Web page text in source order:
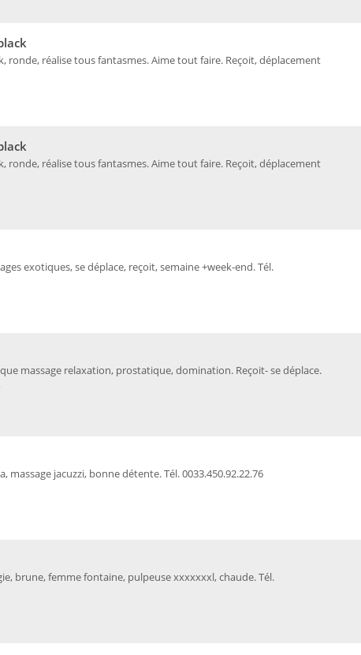
ronde, réalise tous fantasmes. Aime tout faire. Reçoit, déplacement
ronde, réalise tous fantasmes. Aime tout faire. Reçoit, déplacement
exotiques, se déplace, reçoit, semaine +week-end. Tél.
massage relaxation, prostatique, domination. Reçoit- se déplace.
massage jacuzzi, bonne détente. Tél. 0033.450.92.22.76
brune, femme fontaine, pulpeuse xxxxxxxl, chaude. Tél.